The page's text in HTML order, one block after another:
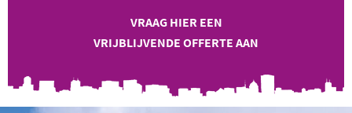
VRAAG HIER EEN
VRIJBLIJVENDE OFFERTE AAN